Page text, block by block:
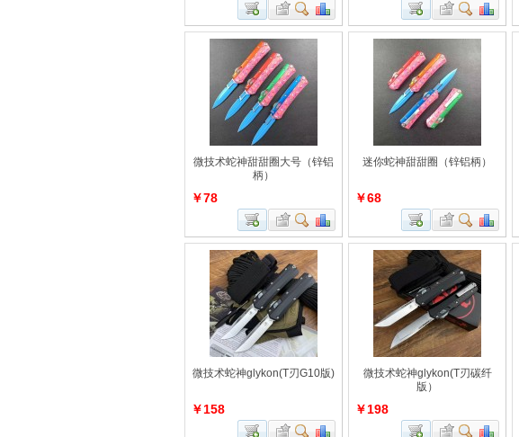
微技术蛇神甜甜圈大号（锌铝
柄）
￥78
迷你蛇神甜甜圈（锌铝柄）
￥68
微技术蛇神glykon(T刃G10版)
￥158
微技术蛇神glykon(T刃碳纤
版）
￥198